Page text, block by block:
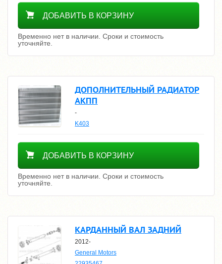
Уточнить цену
ДОБАВИТЬ В КОРЗИНУ
Временно нет в наличии. Сроки и стоимость
уточняйте.
ДОПОЛНИТЕЛЬНЫЙ РАДИАТОР
АКПП
-
K403
Уточнить цену
ДОБАВИТЬ В КОРЗИНУ
Временно нет в наличии. Сроки и стоимость
уточняйте.
КАРДАННЫЙ ВАЛ ЗАДНИЙ
2012-
General Motors